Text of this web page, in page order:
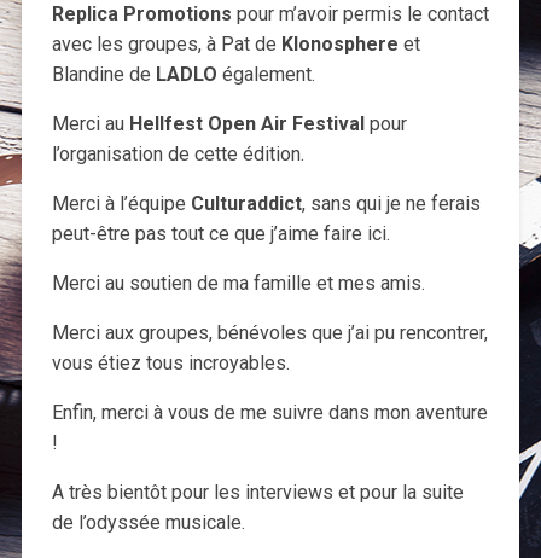
Replica Promotions pour m’avoir permis le contact
avec les groupes, à Pat de Klonosphere et
Blandine de LADLO également.
Merci au Hellfest Open Air Festivalpour
l’organisation de cette édition.
Merci à l’équipe Culturaddict, sans qui je ne ferais
peut-être pas tout ce que j’aime faire ici.
Merci au soutien de ma famille et mes amis.
Merci aux groupes, bénévoles que j’ai pu rencontrer,
vous étiez tous incroyables.
Enfin, merci à vous de me suivre dans mon aventure
!
A très bientôt pour les interviews et pour la suite
de l’odyssée musicale.